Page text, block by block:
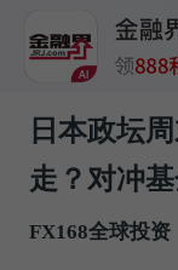
日本政坛
走？对冲
FX168全球投资